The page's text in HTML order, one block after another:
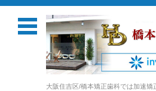
大阪住吉区/橋本矯正歯科では加速矯